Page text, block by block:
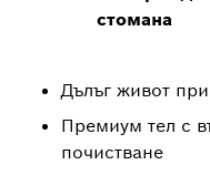
стомана
Дълъг живот
Премиум тел с
почистване